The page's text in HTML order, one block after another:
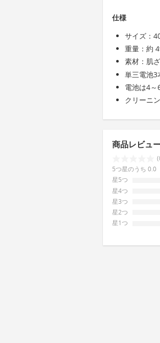
仕様
サイズ：
重量：約
素材：肌
単三電池3
電池は4～
クリーニ
商品レビュ
5つ星のうち 0.0
星5つ
星4つ
星3つ
星2つ
星1つ